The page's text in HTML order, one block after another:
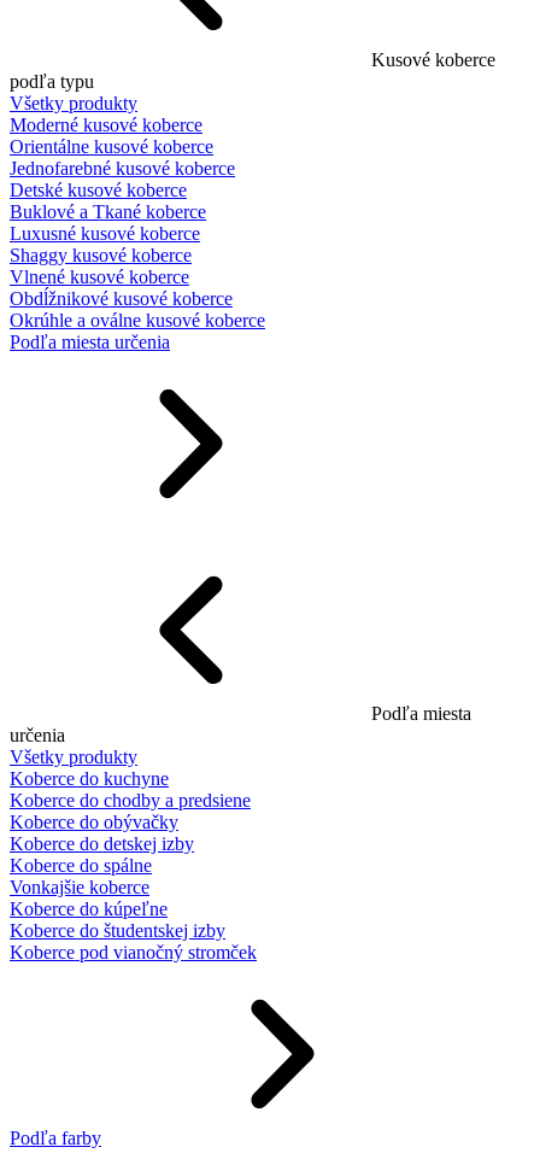
Kusové koberce
podľa typu
Všetky produkty
Moderné kusové koberce
Orientálne kusové koberce
Jednofarebné kusové koberce
Detské kusové koberce
Buklové a Tkané koberce
Luxusné kusové koberce
Shaggy kusové koberce
Vlnené kusové koberce
Obdĺžnikové kusové koberce
Okrúhle a oválne kusové koberce
Podľa miesta určenia
Podľa miesta
určenia
Všetky produkty
Koberce do kuchyne
Koberce do chodby a predsiene
Koberce do obývačky
Koberce do detskej izby
Koberce do spálne
Vonkajšie koberce
Koberce do kúpeľne
Koberce do študentskej izby
Koberce pod vianočný stromček
Podľa farby